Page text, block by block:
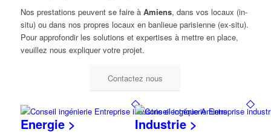
Nos prestations peuvent se faire à Amiens, dans vos locaux (in-
situ) ou dans nos propres locaux en banlieue parisienne (ex-situ).
Pour approfondir les solutions et expertises à mettre en place,
veuillez nous expliquer votre projet.
Contactez nous
Energie > Industrie >